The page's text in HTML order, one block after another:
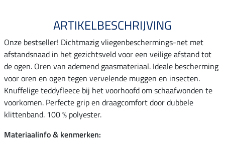
ARTIKELBESCHRIJVING
Onze bestseller! Dichtmazig vliegenbeschermings-net met
afstandsnaad in het gezichtsveld voor een veilige afstand tot
de ogen. Oren van ademend gaasmateriaal. Ideale bescherming
voor oren en ogen tegen vervelende muggen en insecten.
Knuffelige teddyfleece bij het voorhoofd om schaafwonden te
voorkomen. Perfecte grip en draagcomfort door dubbele
klittenband. 100 % polyester.
Materiaalinfo & kenmerken: